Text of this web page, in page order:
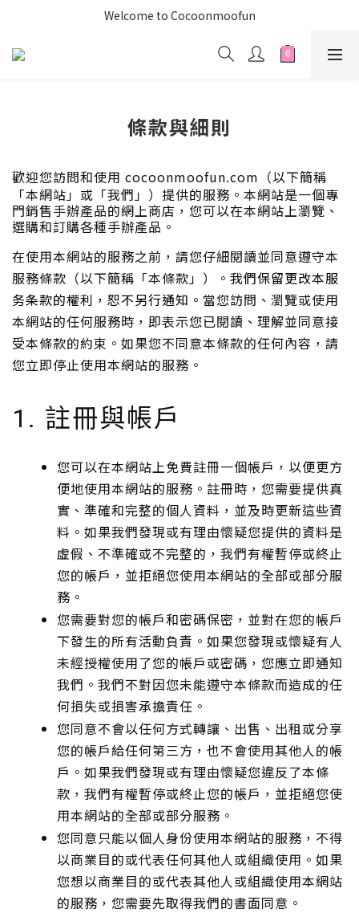
Welcome to Cocoonmoofun
條款與細則
歡迎您訪問和使用 cocoonmoofun.com （以下簡稱
「本網站」或「我們」）提供的服務。本網站是一個專
門銷售手辦產品的網上商店，您可以在本網站上瀏覽、
選購和訂購各種手辦產品。
在使用本網站的服務之前，請您仔細閱讀並同意遵守本
服務條款（以下簡稱「本條款」）。 我們保留更改本服
务条款的權利，恕不另行通知。 當您訪問、瀏覽或使用
本網站的任何服務時，即表示您已閱讀、理解並同意接
受本條款的約束。如果您不同意本條款的任何內容，請
您立即停止使用本網站的服務。
1. 註冊與帳戶
您可以在本網站上免費註冊一個帳戶，以便更方
便地使用本網站的服務。註冊時，您需要提供真
實、準確和完整的個人資料，並及時更新這些資
料。如果我們發現或有理由懷疑您提供的資料是
虛假、不準確或不完整的，我們有權暫停或終止
您的帳戶，並拒絕您使用本網站的全部或部分服
務。
您需要對您的帳戶和密碼保密，並對在您的帳戶
下發生的所有活動負責。如果您發現或懷疑有人
未經授權使用了您的帳戶或密碼，您應立即通知
我們。我們不對因您未能遵守本條款而造成的任
何損失或損害承擔責任。
您同意不會以任何方式轉讓、出售、出租或分享
您的帳戶給任何第三方，也不會使用其他人的帳
戶。如果我們發現或有理由懷疑您違反了本條
款，我們有權暫停或終止您的帳戶，並拒絕您使
用本網站的全部或部分服務。
您同意只能以個人身份使用本網站的服務，不得
以商業目的或代表任何其他人或組織使用。如果
您想以商業目的或代表其他人或組織使用本網站
的服務，您需要先取得我們的書面同意。